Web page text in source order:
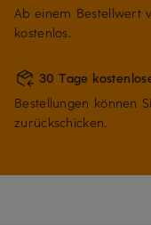
Ab einem Bestellwert
kostenlos.
30 Tage
Bestellungen können
zurückschicken.